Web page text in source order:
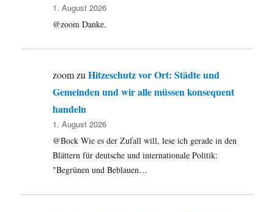
1. August 2026
@zoom Danke.
zoomzuHitzeschutz vor Ort: Städte und
Gemeinden und wir alle müssen konsequent
handeln
1. August 2026
@Bock Wie es der Zufall will, lese ich gerade in den
Blättern für deutsche und internationale Politik:
"Begrünen und Beblauen…